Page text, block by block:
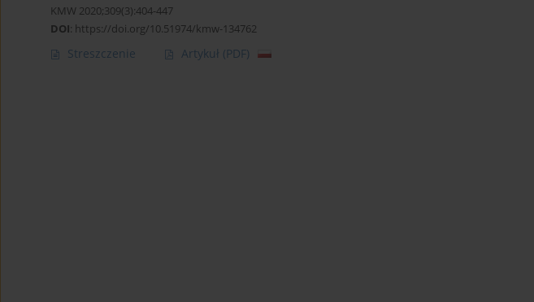
KMW 2020;309(3):404-447
DOI: https://doi.org/10.51974/kmw-134762
Streszczenie Artykuł (PDF)